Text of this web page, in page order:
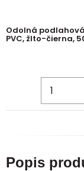
Odolná
PVC, žlto-čierna,
Popis